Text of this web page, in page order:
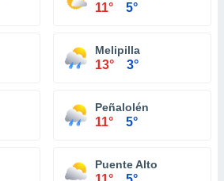
11° 5°
Melipilla
13° 3°
Peñalolén
11° 5°
Puente Alto